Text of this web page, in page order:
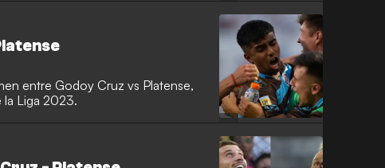
entre Godoy Cruz vs Platense,
la Liga 2023.